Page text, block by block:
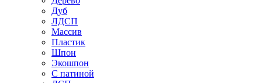
Дуб
ЛДСП
Массив
Пластик
Шпон
Экошпон
С патиной